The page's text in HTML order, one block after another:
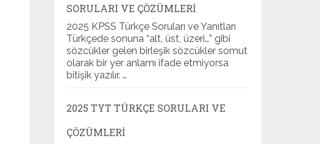
SORULARI VE ÇÖZÜMLERI
2025 KPSS Türkçe Soruları ve Yanıtları
Türkçede sonuna “alt, üst, üzeri…” gibi
sözcükler gelen birleşik sözcükler somut
olarak bir yer anlamı ifade etmiyorsa
bitişik yazılır. …
2025 TYT TÜRKÇE SORULARI VE
ÇÖZÜMLERI